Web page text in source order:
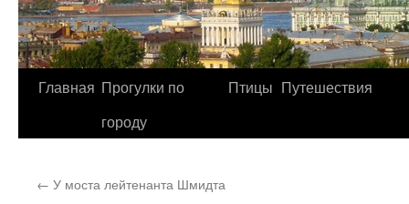
Перейти
Главная Прогулки по
городу
Птицы Путешествия
← У моста лейтенанта Шмидта